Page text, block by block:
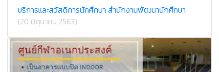
บริการและสวัสดิการนักศึกษา สำนักงานพัฒนานักศึกษา
(20 มิถุนายน 2563)